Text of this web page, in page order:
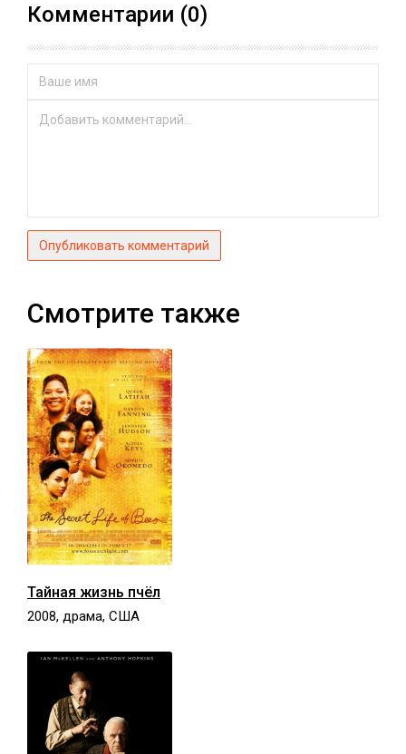
Комментарии (0)
Опубликовать комментарий
Смотрите также
Тайная жизнь пчёл
2008, драма, США